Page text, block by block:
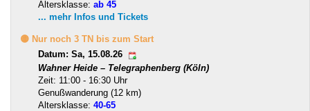
Altersklasse: ab 45
... mehr Infos und Tickets
🟡 Nur noch 3 TN bis zum Start
Datum: Sa, 15.08.26
Wahner Heide – Telegraphenberg (Köln)
Zeit: 11:00 - 16:30 Uhr
Genußwanderung (12 km)
Altersklasse: 40-65